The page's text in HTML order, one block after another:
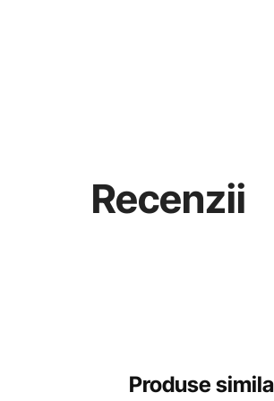
Recenzii
Produse